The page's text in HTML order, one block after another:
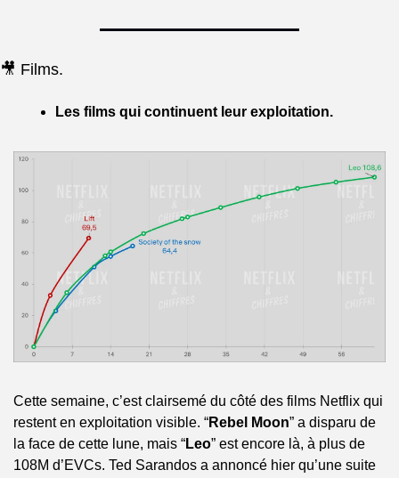
🎥 Films.
Les films qui continuent leur exploitation.
Cette semaine, c’est clairsemé du côté des films Netflix qui
restent en exploitation visible. “Rebel Moon” a disparu de
la face de cette lune, mais “Leo” est encore là, à plus de
108M d’EVCs. Ted Sarandos a annoncé hier qu’une suite